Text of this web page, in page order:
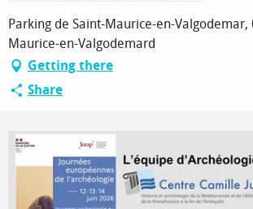
Parking de Saint-Maurice-en-Valgodemar,
Maurice-en-Valgodemard
Getting there
Share